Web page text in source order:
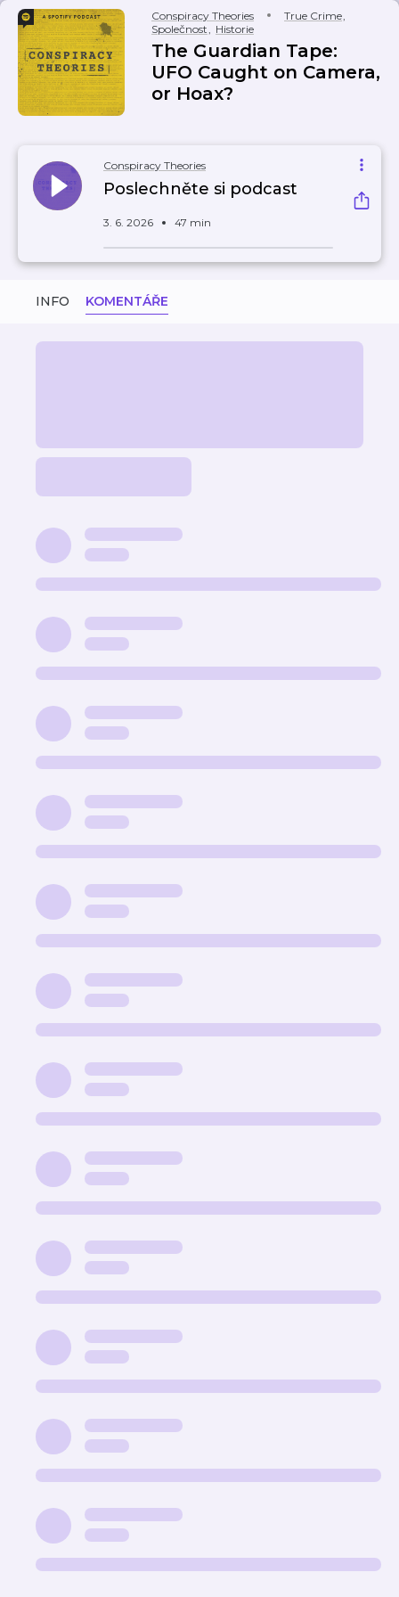
Conspiracy Theories True Crime,
Společnost, Historie
The Guardian Tape:
UFO Caught on Camera,
or Hoax?
Conspiracy Theories
Poslechněte si podcast
3. 6. 2026 47 min
INFO KOMENTÁŘE